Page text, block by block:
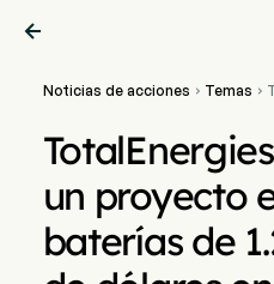

Noticias de acciones  Temas 
un proyecto
baterías de